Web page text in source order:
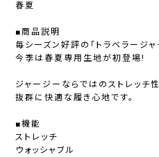
春夏
■商品説明
毎シーズン好評の「トラベラージャ
今季は春夏専用生地が初登場!
ジャージーならではのストレッチ
抜群に快適な履き心地です。
■機能
ストレッチ
ウォッシャブル